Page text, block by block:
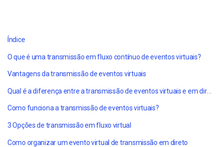
Índice
O que é uma transmissão em fluxo contínuo de eventos virtuais?
Vantagens da transmissão de eventos virtuais
Qual é a diferença entre a transmissão de eventos virtuais e em direto?
Como funciona a transmissão de eventos virtuais?
3 Opções de transmissão em fluxo virtual
Como organizar um evento virtual de transmissão em direto